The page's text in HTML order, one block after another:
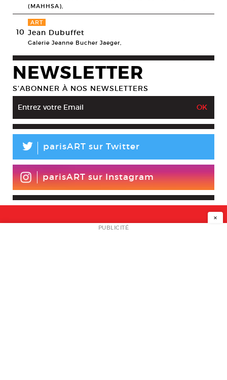
(MAHHSA),
10
ART
Jean Dubuffet
Galerie Jeanne Bucher Jaeger,
NEWSLETTER
S’ABONNER À NOS NEWSLETTERS
L parisART sur Twitter
parisART sur Instagram
NEWSLETTER
×
PUBLICITÉ